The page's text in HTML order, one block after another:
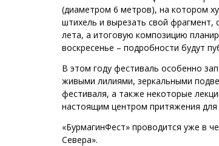
(диаметром 6 метров), на котором
штихель и вырезать свой фрагмент,
лета, а итоговую композицию
воскресенье – подробности будут
В этом году фестиваль особенно
живыми лилиями, зеркальными
фестиваля, а также некоторые
настоящим центром притяжения для
«БурмагинФест» проводится уже в
Севера».